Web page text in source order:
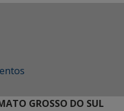
GROSSO DO SUL